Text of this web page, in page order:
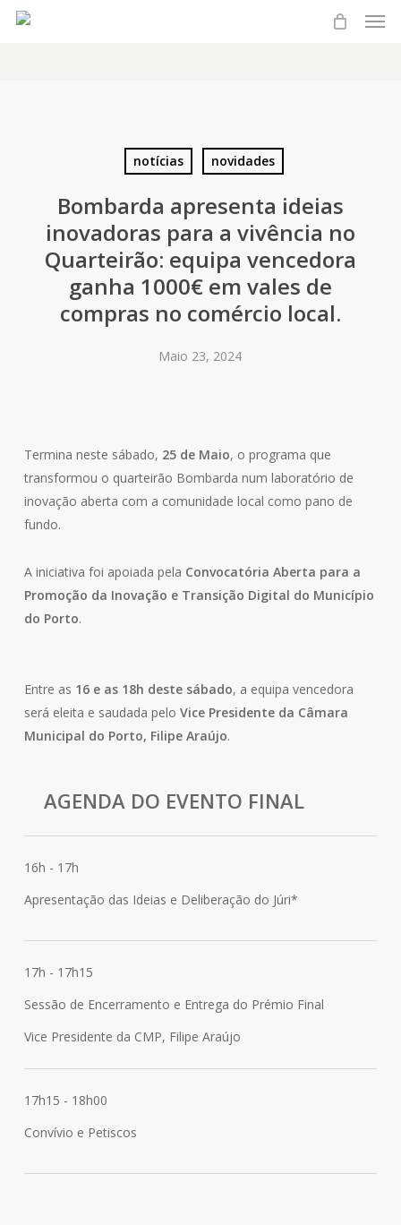
Skip
notícias novidades
Bombarda apresenta ideias
inovadoras para a vivência no
Quarteirão: equipa vencedora
ganha 1000€ em vales de
compras no comércio local.
Maio 23, 2024
Termina neste sábado, 25 de Maio, o programa que
transformou o quarteirão Bombarda num laboratório de
inovação aberta com a comunidade local como pano de
fundo.
A iniciativa foi apoiada pela Convocatória Aberta para a
Promoção da Inovação e Transição Digital do Município
do Porto.
Entre as 16 e as 18h deste sábado, a equipa vencedora
será eleita e saudada pelo Vice Presidente da Câmara
Municipal do Porto, Filipe Araújo.
AGENDA DO EVENTO FINAL
16h - 17h
Apresentação das Ideias e Deliberação do Júri*
17h - 17h15
Sessão de Encerramento e Entrega do Prémio Final
Vice Presidente da CMP, Filipe Araújo
17h15 - 18h00
Convívio e Petiscos